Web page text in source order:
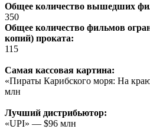
Общее количество вышедших
350
Общее количество фильмов
копий) проката:
115
Cамая кассовая картина:
«Пираты Карибского моря: На
млн
Лучший дистрибьютор:
«UPI» — $96 млн